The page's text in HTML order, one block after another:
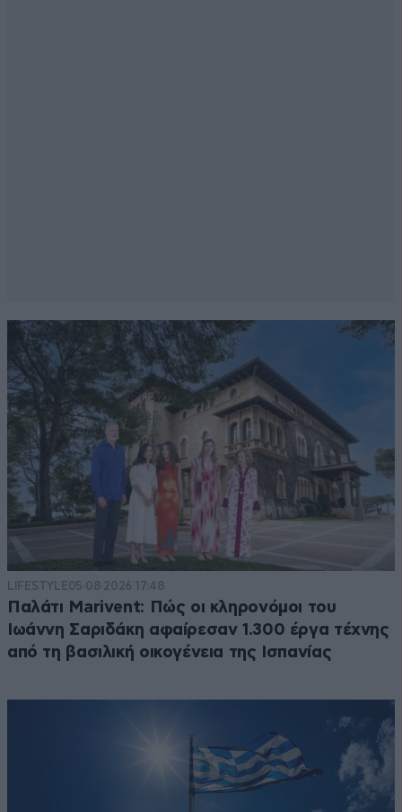
LIFESTYLE05·08·2026 17:48
Παλάτι Marivent: Πώς οι κληρονόμοι του
Ιωάννη Σαριδάκη αφαίρεσαν 1.300 έργα τέχνης
από τη βασιλική οικογένεια της Ισπανίας